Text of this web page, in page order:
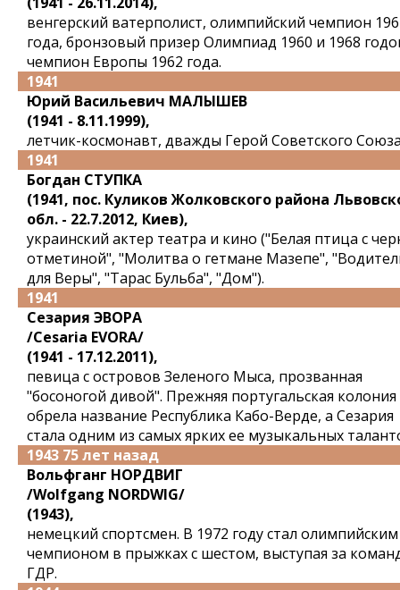
венгерский ватерполист, олимпийский чемпион
года, бронзовый призер Олимпиад 1960 и 1968
чемпион Европы 1962 года.
1941
Юрий Васильевич МАЛЫШЕВ
(1941 - 8.11.1999),
летчик-космонавт, дважды Герой Советского
1941
Богдан СТУПКА
(1941, пос. Куликов Жолковского района
обл. - 22.7.2012, Киев),
украинский актер театра и кино ("Белая птица с
отметиной", "Молитва о гетмане Мазепе",
для Веры", "Тарас Бульба", "Дом").
1941
Сезария ЭВОРА
/Cesaria EVORA/
(1941 - 17.12.2011),
певица с островов Зеленого Мыса, прозванная
"босоногой дивой". Прежняя португальская колония
обрела название Республика Кабо-Верде, а Сезария
стала одним из самых ярких ее музыкальных
1943 75 лет назад
Вольфганг НОРДВИГ
/Wolfgang NORDWIG/
(1943),
немецкий спортсмен. В 1972 году стал олимпийским
чемпионом в прыжках с шестом, выступая за
ГДР.